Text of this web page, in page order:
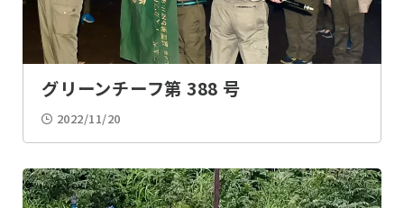
水・川・海遊び 水質調査
サイクリング
ロープ結び モールス
グリーンチーフ第 388 号
2022/11/20